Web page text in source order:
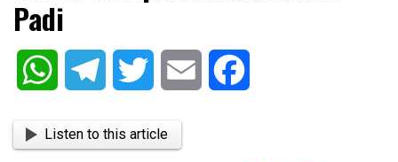
Padi
WhatsAppTelegram Twitter Email
Listen to this article